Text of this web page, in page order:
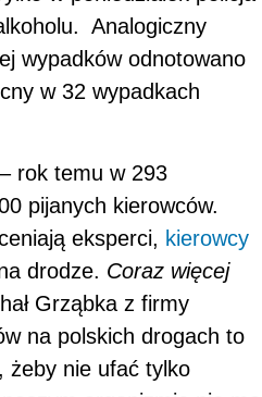
Analogiczny
wypadków odnotowano
w 32 wypadkach
rok temu w 293
pijanych kierowców.
eksperci, kierowcy
drodze. Coraz więcej
Grząbka z firmy
na polskich drogach to
żeby nie ufać tylko